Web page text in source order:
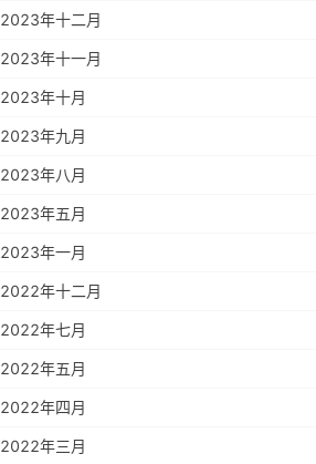
2023年十二月
2023年十一月
2023年十月
2023年九月
2023年八月
2023年五月
2023年一月
2022年十二月
2022年七月
2022年五月
2022年四月
2022年三月